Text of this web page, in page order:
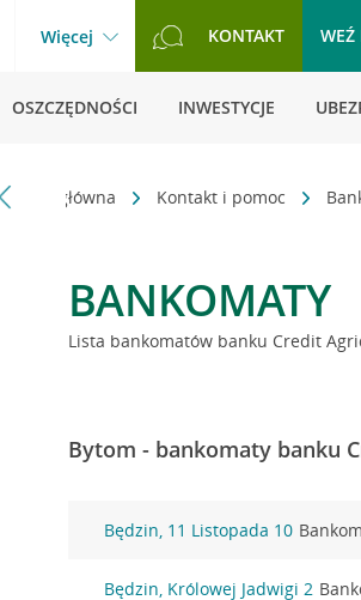
Więcej KONTAKT WEŹ
OSZCZĘDNOŚCI INWESTYCJE
Strona główna Kontakt i pomoc
BANKOMATY
Lista bankomatów banku Credit
Bytom - bankomaty banku
Będzin, 11 Listopada 10
Będzin, Królowej Jadwigi 2